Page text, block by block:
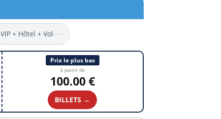
VIP + Hôtel + Vol
Prix le plus bas
à partir de
100.00 €
BILLETS →